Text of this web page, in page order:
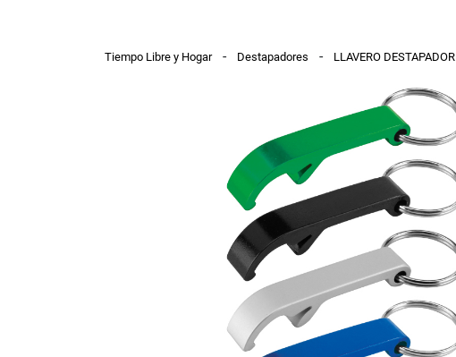
Tiempo Libre y Hogar - Destapadores - LLAVERO DESTAPADOR